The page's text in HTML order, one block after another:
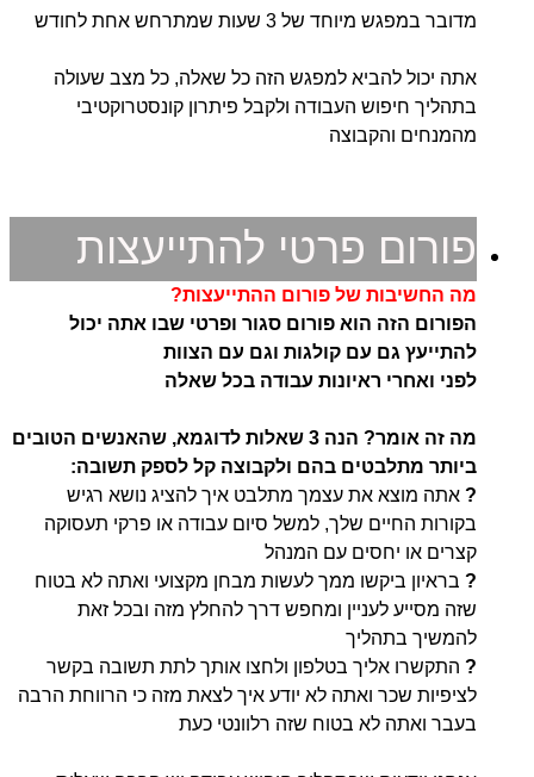
מדובר במפגש מיוחד של 3 שעות שמתרחש אחת לחודש
אתה יכול להביא למפגש הזה כל שאלה, כל מצב שעולה
בתהליך חיפוש העבודה ולקבל פיתרון קונסטרוקטיבי
מהמנחים והקבוצה
פורום פרטי להתייעצות
מה החשיבות של פורום ההתייעצות?
הפורום הזה הוא פורום סגור ופרטי שבו אתה יכול
להתייעץ גם עם קולגות וגם עם הצוות
לפני ואחרי ראיונות עבודה בכל שאלה
מה זה אומר? הנה 3 שאלות לדוגמא, שהאנשים הטובים
ביותר מתלבטים בהם ולקבוצה קל לספק תשובה:
אתה מוצא את עצמך מתלבט איך להציג נושא רגיש
בקורות החיים שלך, למשל סיום עבודה או פרקי תעסוקה
קצרים או יחסים עם המנהל
בראיון ביקשו ממך לעשות מבחן מקצועי ואתה לא בטוח
שזה מסייע לעניין ומחפש דרך להחלץ מזה ובכל זאת
להמשיך בתהליך
התקשרו אליך בטלפון ולחצו אותך לתת תשובה בקשר
לציפיות שכר ואתה לא יודע איך לצאת מזה כי הרווחת הרבה
בעבר ואתה לא בטוח שזה רלוונטי כעת